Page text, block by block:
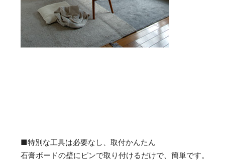
■特別な工具は必要なし、取付かんたん
石膏ボードの壁にピンで取り付けるだけで、簡単です。